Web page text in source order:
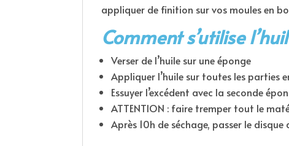
appliquer de finition sur vos moules en
Comment s’utilise
Verser de l’huile sur une éponge
Appliquer l’huile sur toutes les parties
Essuyer l’excédent avec la seconde
ATTENTION : faire tremper tout le
Après 10h de séchage, passer le